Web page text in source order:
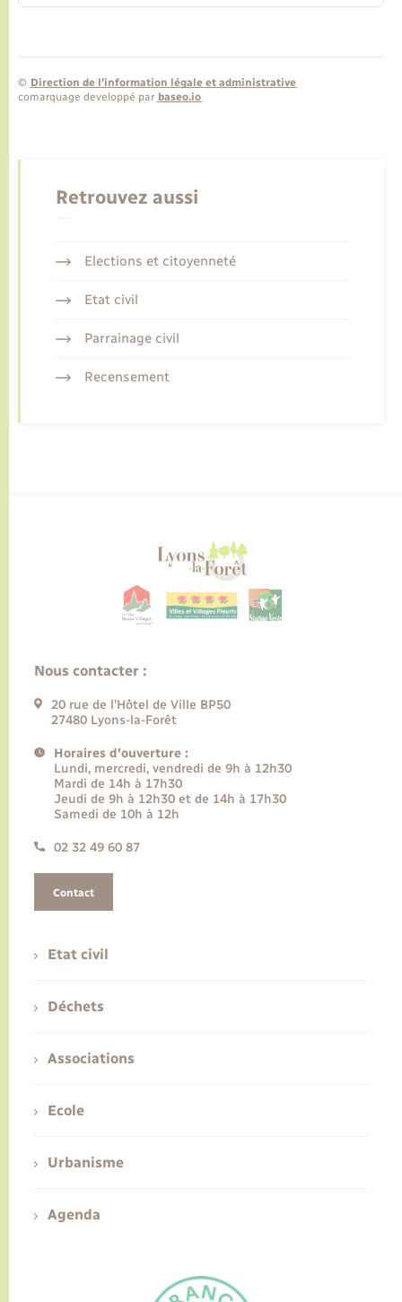
© Direction de l’information légale et administrative
comarquage developpé par baseo.io
Retrouvez aussi
Elections et citoyenneté
Etat civil
Parrainage civil
Recensement
Nous contacter :
20 rue de l’Hôtel de Ville BP50
27480 Lyons-la-Forêt
Horaires d'ouverture :
Lundi, mercredi, vendredi de 9h à 12h30
Mardi de 14h à 17h30
Jeudi de 9h à 12h30 et de 14h à 17h30
Samedi de 10h à 12h
02 32 49 60 87
Contact
Etat civil
Déchets
Associations
Ecole
Urbanisme
Agenda